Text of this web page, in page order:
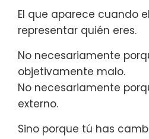
El que aparece cuando
representar quién eres.
No necesariamente
objetivamente malo.
No necesariamente
externo.
Sino porque tú has